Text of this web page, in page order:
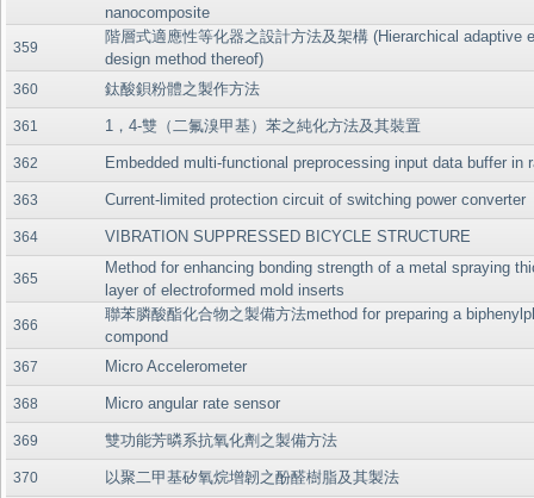
nanocomposite
359
階層式適應性等化器之設計方法及架構 (Hierarchical adaptive
design method thereof)
360 鈦酸鋇粉體之製作方法
361 1，4-雙（二氟溴甲基）苯之純化方法及其裝置
362 Embedded multi-functional preprocessing input data buffer in
363 Current-limited protection circuit of switching power converter
364 VIBRATION SUPPRESSED BICYCLE STRUCTURE
365
Method for enhancing bonding strength of a metal spraying
layer of electroformed mold inserts
366
聯苯膦酸酯化合物之製備方法method for preparing a
compond
367 Micro Accelerometer
368 Micro angular rate sensor
369 雙功能芳暽系抗氧化劑之製備方法
370 以聚二甲基矽氧烷增韌之酚醛樹脂及其製法